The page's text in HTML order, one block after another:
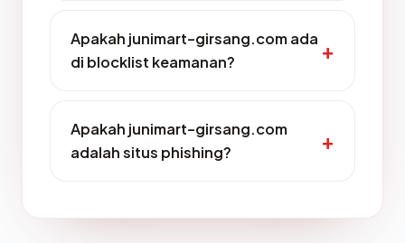
Apakah junimart-girsang.com ada
di blocklist keamanan?
Apakah junimart-girsang.com
adalah situs phishing?